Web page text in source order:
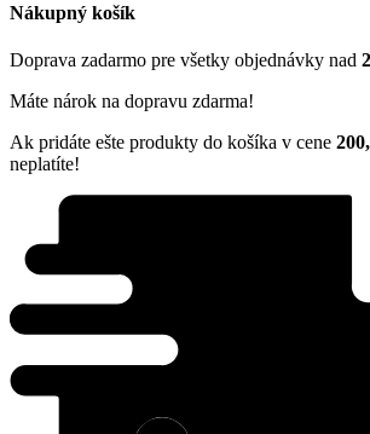
Nákupný košík
Doprava zadarmo pre všetky objednávky nad
Máte nárok na dopravu zdarma!
Ak pridáte ešte produkty do košíka v cene
neplatíte!